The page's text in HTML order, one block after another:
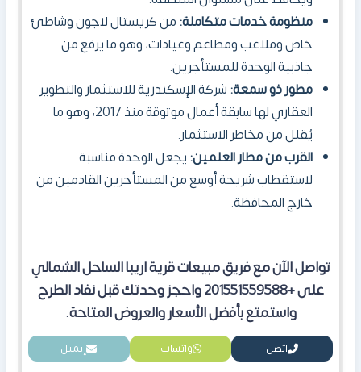
منظومة خدمات متكاملة:من كريستال لاجون وشاطئ
خاص وملاعب ومطاعم وعيادات، وهو ما يرفع من
جاذبية الوحدة للمستأجرين.
مطور ذو سمعة:شركة الإسكندرية للاستثمار والتطوير
العقاري لها سابقة أعمال موثوقة منذ 2017، وهو ما
يُقلل من مخاطر الاستثمار.
القرب من مطار العلمين:يجعل الوحدة مناسبة
لاستقطاب شريحة أوسع من المستأجرين القادمين من
خارج المحافظة.
تواصل الآن مع فريق مبيعات قرية اريبا الساحل الشمالي
على +201551559588 واحجز وحدتك قبل نفاد الطرح
واستمتع بأفضل الأسعار والعروض المتاحة.
اتصل واتساب إيميل